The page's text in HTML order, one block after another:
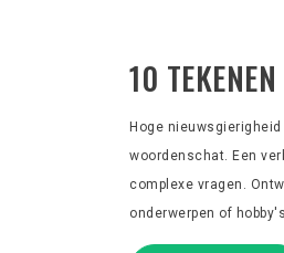
10
Hoge
woordenschat. Een
complexe vragen.
onderwerpen of